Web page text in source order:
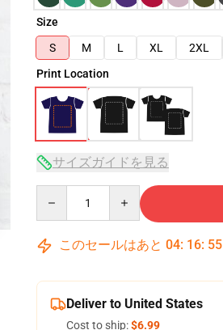
Size
S
M L XL 2XL
Print Location
サイズガイドを見る
このセールはあと 04: 16: 54
Deliver to United States
Cost to ship:$6.99